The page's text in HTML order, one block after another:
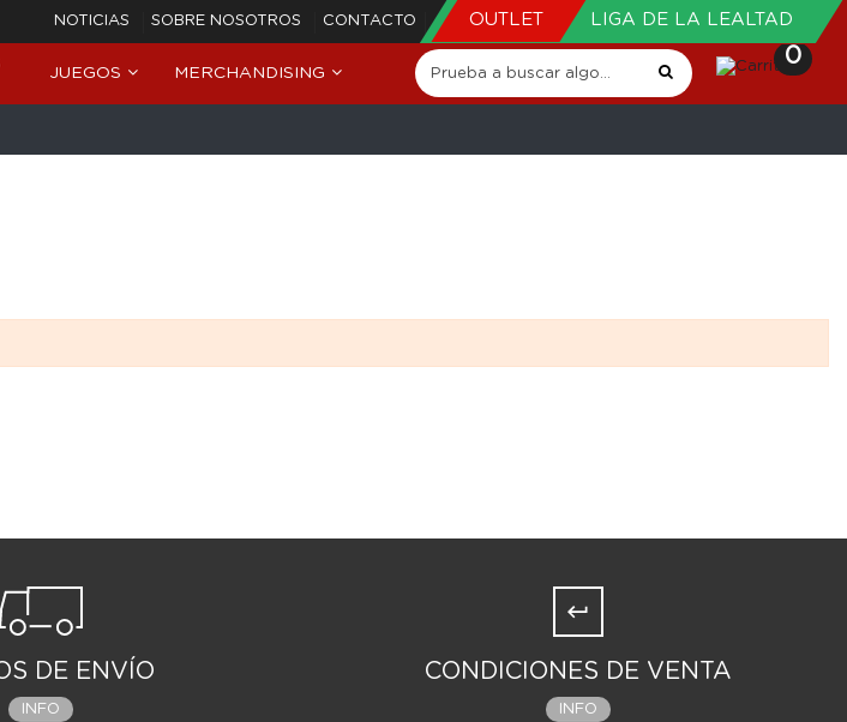
NOTICIAS SOBRE NOSOTROS CONTACTO OUTLET LIGA DE LA LEALTAD
JUEGOS MERCHANDISING
0
DE ENVÍO
INFO
CONDICIONES DE VENTA
INFO